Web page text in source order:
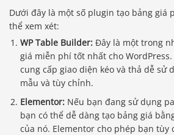
Dưới đây là một số plugin tạo bảng giá
thể xem xét:
WP Table Builder: Đây là một trong
giá miễn phí tốt nhất cho
cung cấp giao diện kéo và thả dễ sử
mẫu và tùy chỉnh.
Elementor: Nếu bạn đang sử dụng
bạn có thể dễ dàng tạo bảng giá
của nó. Elementor cho phép bạn tùy